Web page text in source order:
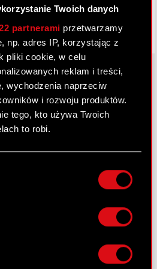
Twoich danych
partnerami przetwarzamy
np. adres IP, korzystając z
pliki cookie, w celu
reklam i treści,
wychodzenia naprzeciw
i rozwoju produktów.
tego, kto używa Twoich
to robi.
dotyczące Twojej
z dokładnością nawet
Twoje urządzenie, aktywnie
je zbiory